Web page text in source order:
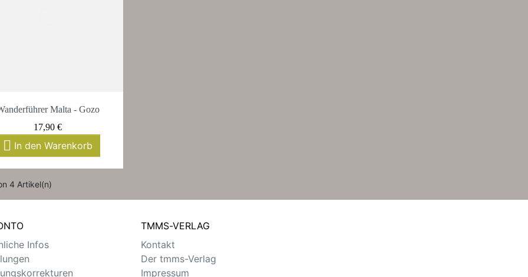
Vorschau
Malta - Gozo
Preis
17,90 €
 In den Warenkorb
4 Artikel(n)
Infos
TMMS-VERLAG
Kontakt
Der tmms-Verlag
Impressum